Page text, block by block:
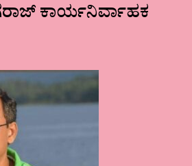
ಕಾರ್ಯನಿರ್ವಾಹಕ